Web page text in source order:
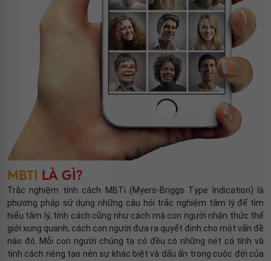
MBTI LÀ GÌ?
Trắc nghiệm tính cách MBTi (Myers-Briggs Type Indication) là
phương pháp sử dụng những câu hỏi trắc nghiệm tâm lý để tìm
hiểu tâm lý, tính cách cũng như cách mà con người nhận thức thế
giới xung quanh, cách con người đưa ra quyết định cho một vấn đề
nào đó. Mỗi con người chúng ta có đều có những nét cá tính và
tính cách riêng tạo nên sự khác biệt và dấu ấn trong cuộc đời của